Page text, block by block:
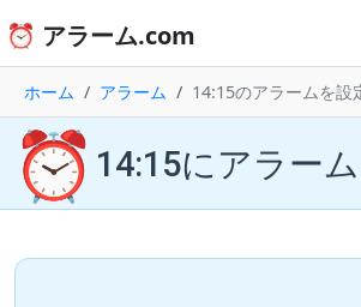
⏰ アラーム.com
ホーム アラーム 14:15のアラームを設
⏰ 14:15にアラー